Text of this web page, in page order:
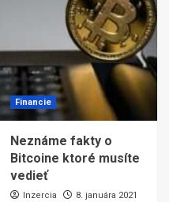
Financie
Neznáme fakty o
Bitcoine ktoré musíte
vedieť
Inzercia
8. januára 2021